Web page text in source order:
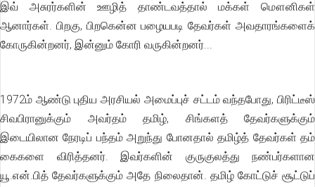
இவ் அசுரர்களின் ஊழித் தாண்டவத்தால் மக்கள் மௌனிகள்
ஆனார்கள். பிறகு, பிறகென்ன பழையபடி தேவர்கள் அவதாரங்களைக்
கோருகின்றனர், இன்னும் கோரி வருகின்றனர்...
1972ம் ஆண்டு புதிய அரசியல் அமைப்புச் சட்டம் வந்தபோது, பிரிட்டீஸ்
சிவபிரானுக்கும் அவர்தம் தமிழ், சிங்களத் தேவர்களுக்கும்
இடையிலான நேரடிப் பந்தம் அறுந்து போனதால் தமிழ்த் தேவர்கள் தம்
கைகளை விரித்தனர். இவர்களின் குருகுலத்து நண்பர்களான
யூ.என்.பித் தேவர்களுக்கும் அதே நிலைதான். தமிழ் கோட்டுச் சூட்டுப்